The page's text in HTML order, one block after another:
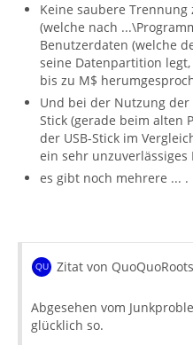
Keine saubere
(welche nach
Benutzerdaten (welche
seine Datenpartition
bis zu M$
Und bei der Nutzung der
Stick (gerade beim alten
der USB-Stick im
ein sehr unzuverlässiges
es gibt noch mehrere ... .
Zitat von QuoQuoRoots
Abgesehen vom
glücklich so.